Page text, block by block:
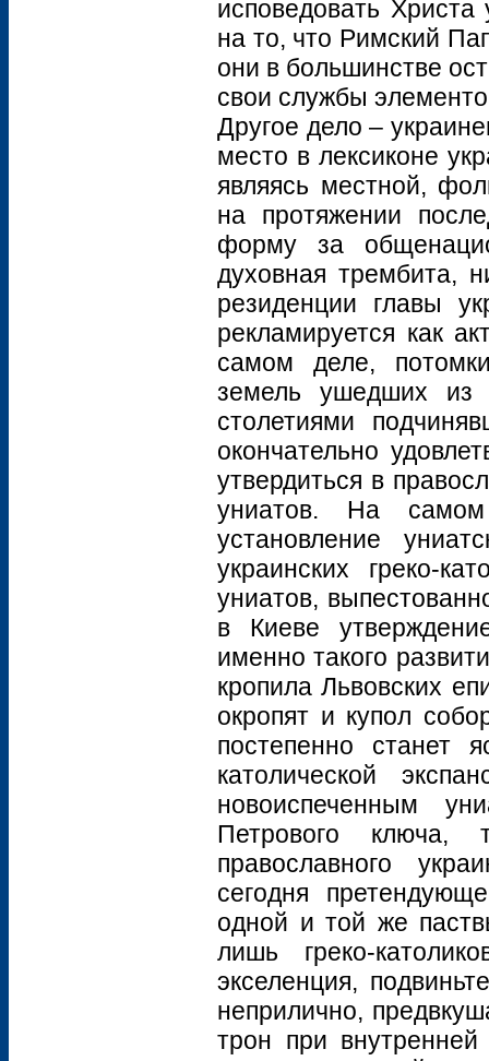
исповедовать
на то, что Римский
они в большинстве
свои службы
Другое дело –
место в лексиконе
являясь местной,
на протяжении
форму за
духовная трембита,
резиденции главы
рекламируется как
самом деле,
земель ушедших
столетиями
окончательно
утвердиться в
униатов. На
установление
украинских греко-
униатов,
в Киеве
именно такого
кропила Львовских
окропят и купол
постепенно станет
католической
новоиспеченным
Петрового
православного
сегодня
одной и той же
лишь греко-
экселенция,
неприлично,
трон при